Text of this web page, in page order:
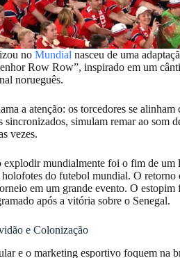
no Mundial nasceu de uma
Row Row”, inspirado em um
norueguês.
a atenção: os torcedores se
simulam remar ao som
vezes.
explodir mundialmente foi o fim de
holofotes do futebol mundial. O
em um grande evento. O estopim
após a vitória sobre o Senegal.
e Colonização
e o marketing esportivo foquem na